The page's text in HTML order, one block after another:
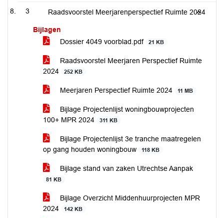
3 Raadsvoorstel Meerjarenperspectief Ruimte 2024
Bijlagen
Dossier 4049 voorblad.pdf
21 KB
Raadsvoorstel Meerjaren Perspectief Ruimte
2024
252 KB
Meerjaren Perspectief Ruimte 2024 11 MB
Bijlage Projectenlijst woningbouwprojecten
100+ MPR 2024
311 KB
Bijlage Projectenlijst 3e tranche maatregelen
op gang houden woningbouw
118 KB
Bijlage stand van zaken Utrechtse Aanpak
81 KB
Bijlage Overzicht Middenhuurprojecten MPR
2024
142 KB